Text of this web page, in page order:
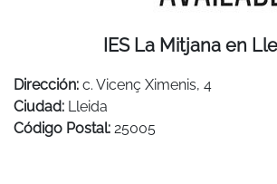
IES La Mitjana en
Dirección: c. Vicenç Ximenis, 4
Ciudad: Lleida
Código Postal: 25005